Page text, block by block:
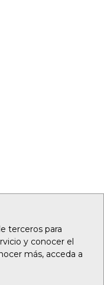
terceros para
y conocer el
más, acceda a